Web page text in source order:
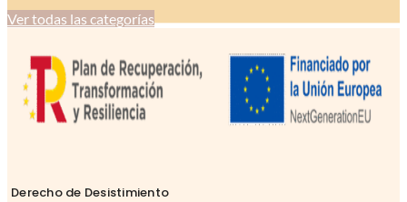
Ver todas las categorías
Derecho de Desistimiento